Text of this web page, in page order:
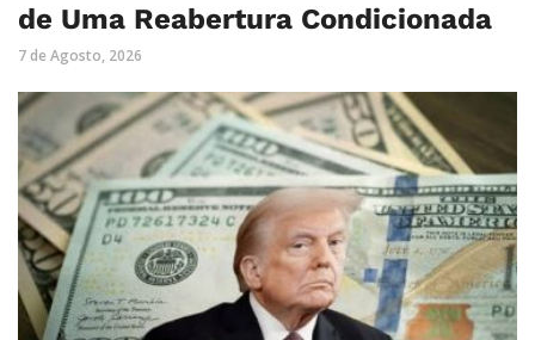
de Uma Reabertura Condicionada
7 de Agosto, 2026